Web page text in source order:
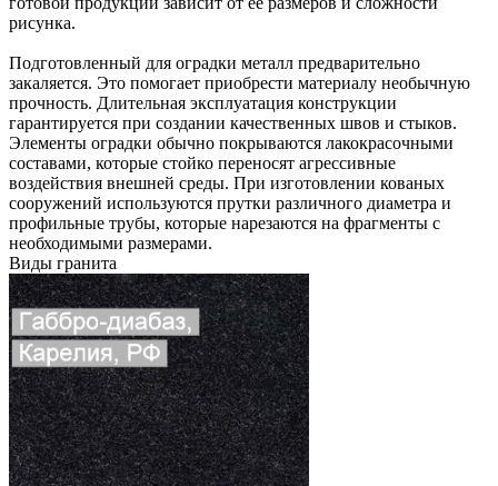
рисунка.
Подготовленный для оградки металл предварительно
закаляется. Это помогает приобрести материалу необычную
прочность. Длительная эксплуатация конструкции
гарантируется при создании качественных швов и стыков.
Элементы оградки обычно покрываются лакокрасочными
составами, которые стойко переносят агрессивные
воздействия внешней среды. При изготовлении кованых
сооружений используются прутки различного диаметра и
профильные трубы, которые нарезаются на фрагменты с
необходимыми размерами.
Виды гранита